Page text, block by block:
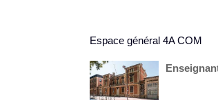
Espace général 4A COM